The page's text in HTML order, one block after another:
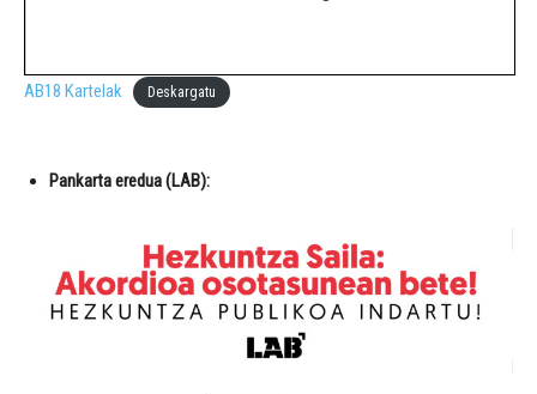
AB18 Kartelak Deskargatu
Pankarta eredua (LAB):